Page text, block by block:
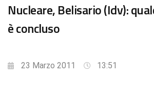
Nucleare, Belisario (Idv):
è concluso
23 Marzo 2011 13:51